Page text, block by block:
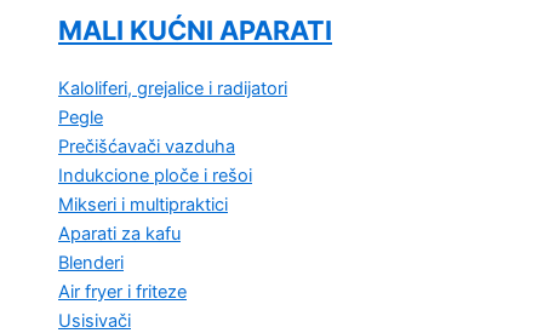
MALI KUĆNI APARATI
Kaloliferi, grejalice i radijatori
Pegle
Prečišćavači vazduha
Indukcione ploče i rešoi
Mikseri i multipraktici
Aparati za kafu
Blenderi
Air fryer i friteze
Usisivači